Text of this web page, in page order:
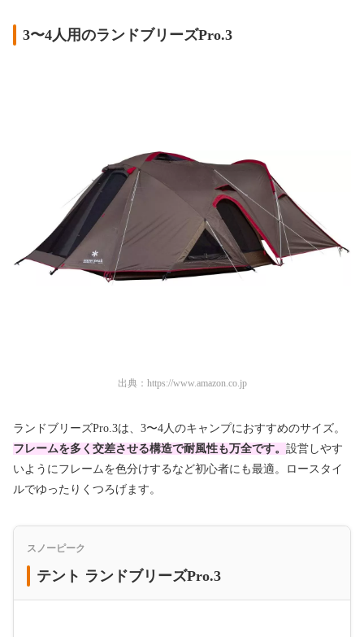
3〜4人用のランドブリーズPro.3
出典： https://www.amazon.co.jp
ランドブリーズPro.3は、3〜4人のキャンプにおすすめのサイズ。
フレームを多く交差させる構造で耐風性も万全です。 設営しやす
いようにフレームを色分けするなど初心者にも最適。ロースタイ
ルでゆったりくつろげます。
スノーピーク
テント ランドブリーズPro.3